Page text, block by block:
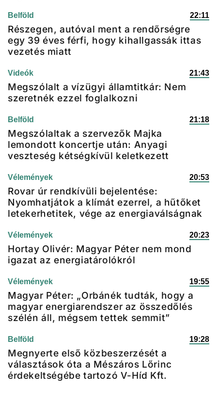
Belföld 22:11
Részegen, autóval ment a rendőrségre
egy 39 éves férfi, hogy kihallgassák ittas
vezetés miatt
Videók 21:43
Megszólalt a vízügyi államtitkár: Nem
szeretnék ezzel foglalkozni
Belföld 21:18
Megszólaltak a szervezők Majka
lemondott koncertje után: Anyagi
veszteség kétségkívül keletkezett
Vélemények 20:53
Rovar úr rendkívüli bejelentése:
Nyomhatjátok a klímát ezerrel, a hűtőket
letekerhetitek, vége az energiaválságnak
Vélemények 20:23
Hortay Olivér: Magyar Péter nem mond
igazat az energiatárolókról
Vélemények 19:55
Magyar Péter: „Orbánék tudták, hogy a
magyar energiarendszer az összedőlés
szélén áll, mégsem tettek semmit”
Belföld 19:28
Megnyerte első közbeszerzését a
választások óta a Mészáros Lőrinc
érdekeltségébe tartozó V-Híd Kft.